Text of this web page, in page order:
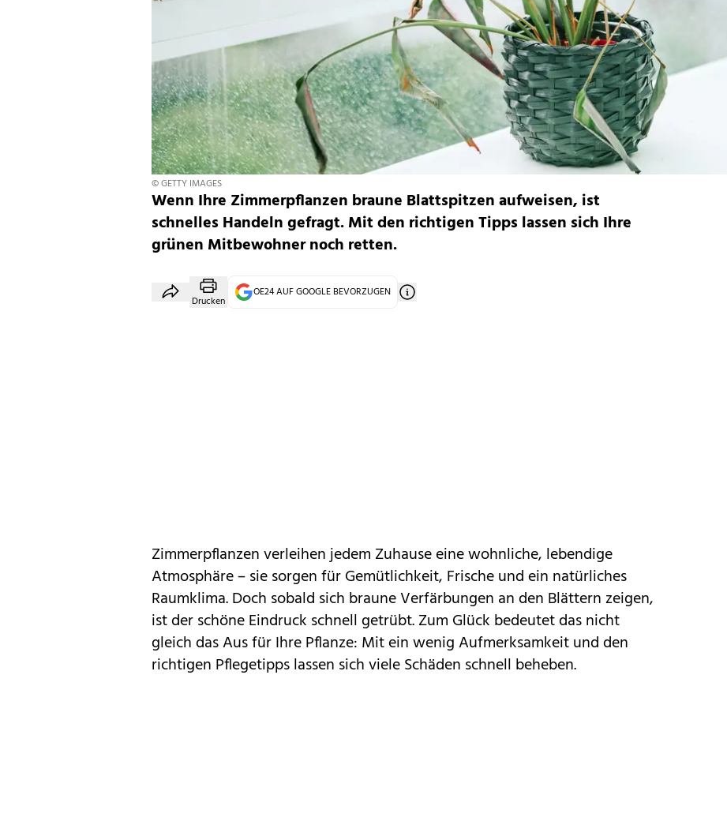
© GETTY IMAGES
Wenn Ihre Zimmerpflanzen braune Blattspitzen aufweisen, ist
schnelles Handeln gefragt. Mit den richtigen Tipps lassen sich Ihre
grünen Mitbewohner noch retten.
Drucken
OE24 AUF GOOGLE BEVORZUGEN
Zimmerpflanzenverleihen jedem Zuhause eine wohnliche, lebendige
Atmosphäre – sie sorgen für Gemütlichkeit, Frische und ein natürliches
Raumklima. Doch sobald sich braune Verfärbungen an den Blättern zeigen,
ist der schöne Eindruck schnell getrübt. Zum Glück bedeutet das nicht
gleich das Aus für Ihre Pflanze: Mit ein wenig Aufmerksamkeit und den
richtigen Pflegetippslassen sich viele Schäden schnell beheben.